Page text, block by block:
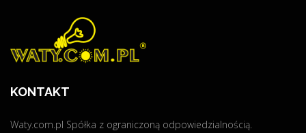
KONTAKT
Waty.com.pl Spółka z ograniczoną odpowiedzialnością.